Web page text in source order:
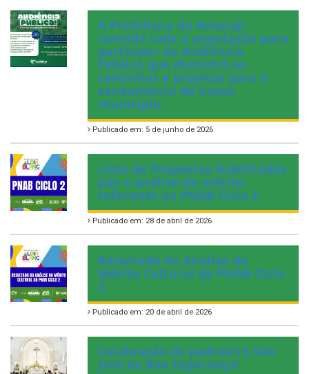
A Prefeitura de Amaraji
convida toda a população para
participar da Audiência
Pública que discutirá os
caminhos e projetos para o
saneamento do nosso
município.
Publicado em: 5 de junho de 2026
Lista de Propostas Habilitadas
pós a análise de mérito
referente ao PNAB Ciclo 2
Publicado em: 28 de abril de 2026
Resultado da Análise do
Mérito Cultural da PNAB Ciclo
2
Publicado em: 20 de abril de 2026
Celebração do padroeiro São
José da Boa Esperança!